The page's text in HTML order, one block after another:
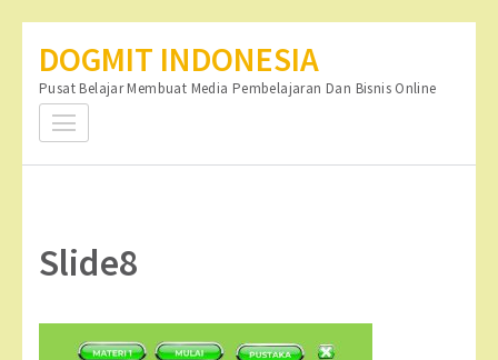
konten
(Tekan
DOGMIT INDONESIA
Pusat Belajar Membuat Media Pembelajaran Dan Bisnis Online
Slide8